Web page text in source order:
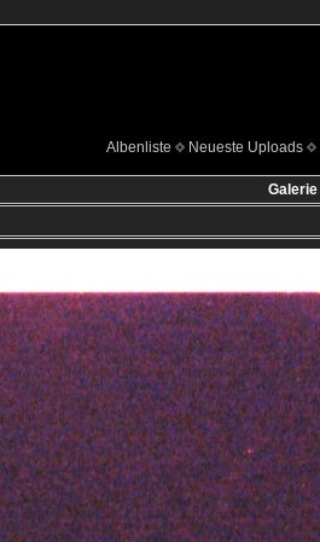
Albenliste
Neueste Uploads
Galerie